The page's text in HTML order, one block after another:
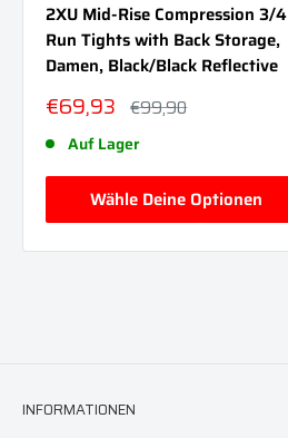
2XU Mid-Rise Compression 3/4
Run Tights with Back Storage,
Damen, Black/Black Reflective
Sonderpreis
€69,93 Normalpreis
€99,90
Auf Lager
Wähle Deine Optionen
INFORMATIONEN